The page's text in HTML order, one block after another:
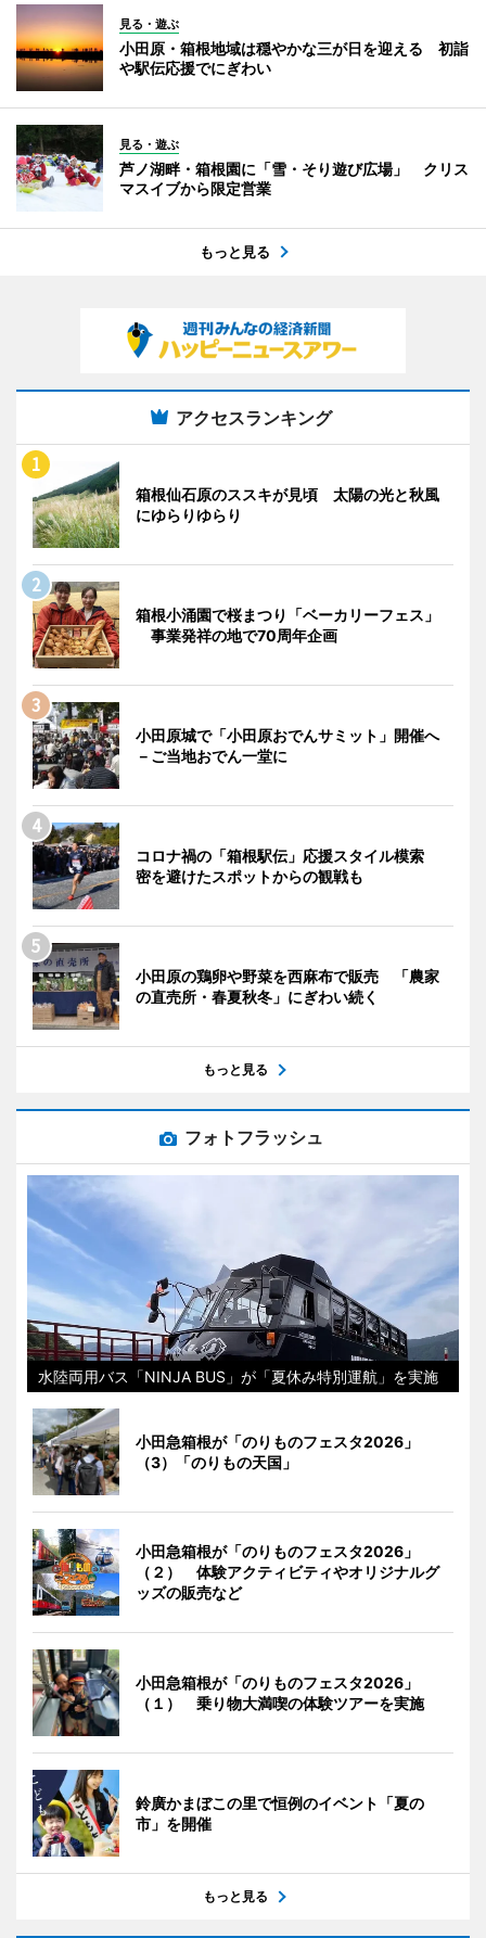
見る・遊ぶ
小田原・箱根地域は穏やかな三が日を迎える 初詣
や駅伝応援でにぎわい
見る・遊ぶ
芦ノ湖畔・箱根園に「雪・そり遊び広場」 クリス
マスイブから限定営業
もっと見る
アクセスランキング
箱根仙石原のススキが見頃 太陽の光と秋風
にゆらりゆらり
箱根小涌園で桜まつり「ベーカリーフェス」
事業発祥の地で70周年企画
小田原城で「小田原おでんサミット」開催へ
－ご当地おでん一堂に
コロナ禍の「箱根駅伝」応援スタイル模索
密を避けたスポットからの観戦も
小田原の鶏卵や野菜を西麻布で販売 「農家
の直売所・春夏秋冬」にぎわい続く
もっと見る
フォトフラッシュ
水陸両用バス「NINJA BUS」が「夏休み特別運航」を実施
小田急箱根が「のりものフェスタ2026」
（3）「のりもの天国」
小田急箱根が「のりものフェスタ2026」
（２） 体験アクティビティやオリジナルグ
ッズの販売など
小田急箱根が「のりものフェスタ2026」
（１） 乗り物大満喫の体験ツアーを実施
鈴廣かまぼこの里で恒例のイベント「夏の
市」を開催
もっと見る